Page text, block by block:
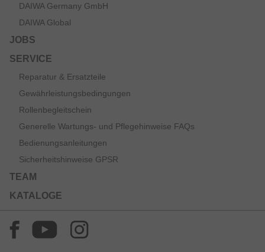
DAIWA Germany GmbH
DAIWA Global
JOBS
SERVICE
Reparatur & Ersatzteile
Gewährleistungsbedingungen
Rollenbegleitschein
Generelle Wartungs- und Pflegehinweise FAQs
Bedienungsanleitungen
Sicherheitshinweise GPSR
TEAM
KATALOGE